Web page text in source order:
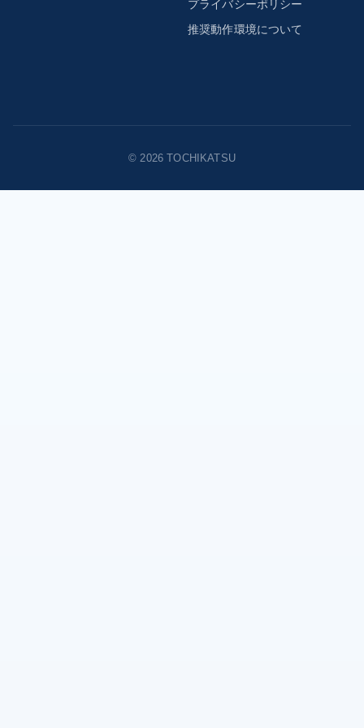
プライバシーポリシー
推奨動作環境について
© 2026 TOCHIKATSU